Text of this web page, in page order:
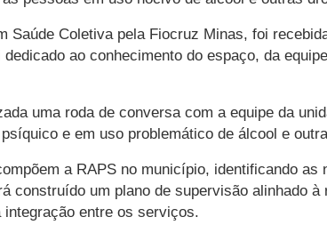
Coletiva pela Fiocruz Minas, foi
ao conhecimento do espaço, da
uma roda de conversa com a equipe da
e em uso problemático de álcool e
a RAPS no município, identificando as
construído um plano de supervisão alinhado à
entre os serviços.